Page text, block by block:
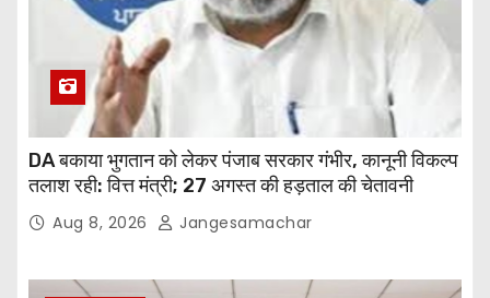
DA बकाया भुगतान को लेकर पंजाब सरकार गंभीर, कानूनी विकल्प
तलाश रही: वित्त मंत्री; 27 अगस्त की हड़ताल की चेतावनी
Aug 8, 2026 Jangesamachar